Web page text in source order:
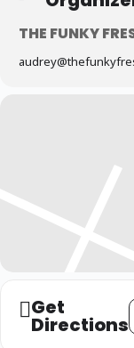
THE FUNKY
Get
Directions